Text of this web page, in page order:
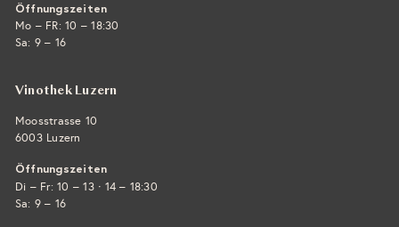
Öffnungszeiten
Mo – FR: 10 – 18:30
Sa: 9 – 16
Vinothek Luzern
Moosstrasse 10
6003 Luzern
Öffnungszeiten
Di – Fr: 10 – 13 · 14 – 18:30
Sa: 9 – 16